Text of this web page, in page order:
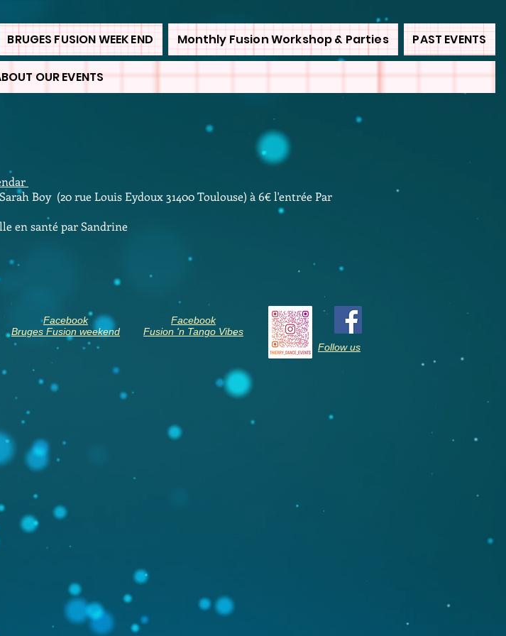
BRUGES FUSION WEEK END Monthly Fusion Workshop & Parties PAST EVENTS
OUR EVENTS
Boy (20 rue Louis Eydoux 31400 Toulouse) à 6€ l'entrée Par
en santé par Sandrine
Facebook
Bruges Fusion weekend
Facebook
Fusion 'n Tango Vibes
Follow us